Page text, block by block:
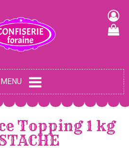
MENU
Topping 1 kg